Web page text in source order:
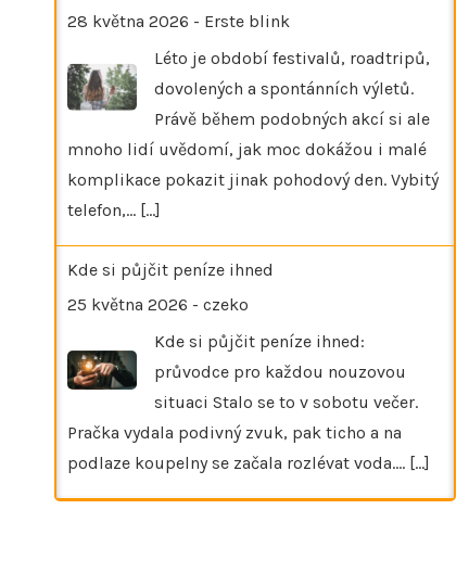
28 května 2026 - Erste blink
Léto je období festivalů, roadtripů,
dovolených a spontánních výletů.
Právě během podobných akcí si ale
mnoho lidí uvědomí, jak moc dokážou i malé
komplikace pokazit jinak pohodový den. Vybitý
telefon,… [...]
Kde si půjčit peníze ihned
25 května 2026 - czeko
Kde si půjčit peníze ihned:
průvodce pro každou nouzovou
situaci Stalo se to v sobotu večer.
Pračka vydala podivný zvuk, pak ticho a na
podlaze koupelny se začala rozlévat voda.… [...]